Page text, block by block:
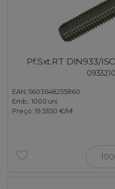
Pf.Sxt.RT DIN933/
EAN: 5603648255860
Emb.:1000 uni
Preço: 19,5350 €/Ml